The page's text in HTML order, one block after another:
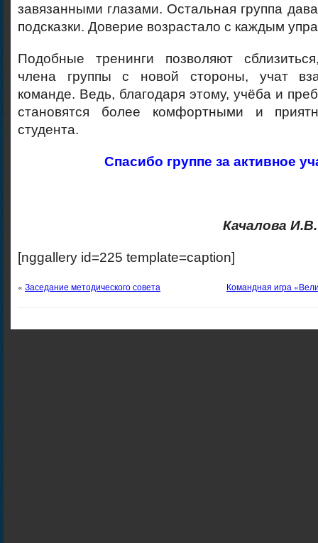
завязанными глазами. Остальная группа
подсказки. Доверие возрастало с каждым
Подобные тренинги позволяют
члена группы с новой стороны, учат
команде. Ведь, благодаря этому, учёба и
становятся более комфортными и
студента.
Спасибо группе за активное
Качалова И.В.
[nggallery id=225 template=caption]
« Заседание методического совета Командная игра